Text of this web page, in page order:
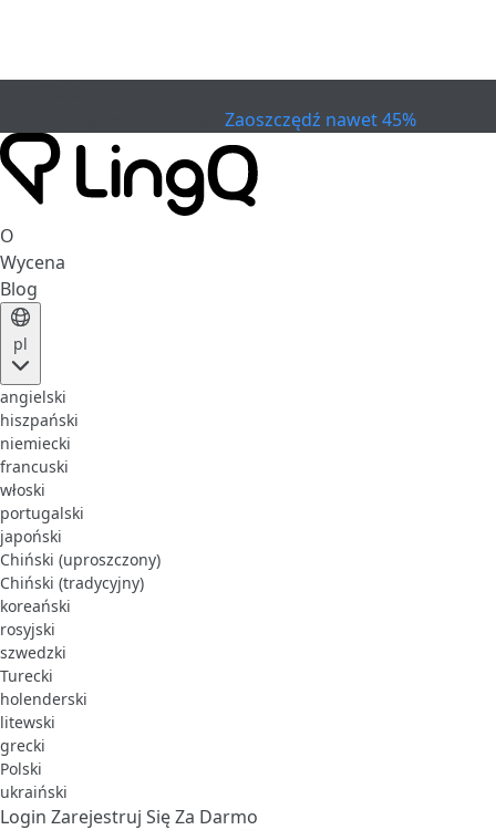
Zaoszczędź nawet 45%
O
Wycena
Blog
pl
angielski
hiszpański
niemiecki
francuski
włoski
portugalski
japoński
Chiński (uproszczony)
Chiński (tradycyjny)
koreański
rosyjski
szwedzki
Turecki
holenderski
litewski
grecki
Polski
ukraiński
Login Zarejestruj Się Za Darmo